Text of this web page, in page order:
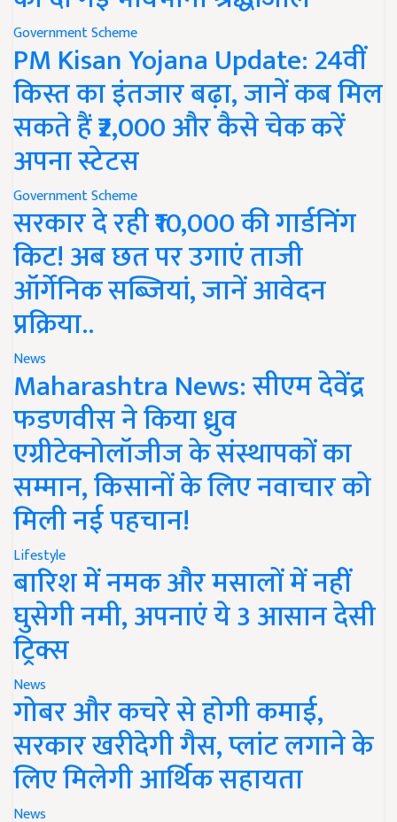
Government Scheme
PM Kisan Yojana Update: 24वीं
किस्त का इंतजार बढ़ा, जानें कब मिल
सकते हैं ₹2,000 और कैसे चेक करें
अपना स्टेटस
Government Scheme
सरकार दे रही ₹10,000 की गार्डनिंग
किट! अब छत पर उगाएं ताजी
ऑर्गेनिक सब्जियां, जानें आवेदन
प्रक्रिया..
News
Maharashtra News: सीएम देवेंद्र
फडणवीस ने किया ध्रुव
एग्रीटेक्नोलॉजीज के संस्थापकों का
सम्मान, किसानों के लिए नवाचार को
मिली नई पहचान!
Lifestyle
बारिश में नमक और मसालों में नहीं
घुसेगी नमी, अपनाएं ये 3 आसान देसी
ट्रिक्स
News
गोबर और कचरे से होगी कमाई,
सरकार खरीदेगी गैस, प्लांट लगाने के
लिए मिलेगी आर्थिक सहायता
News